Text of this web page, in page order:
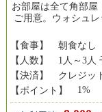
お部屋は全て角部屋
ご用意。ウォシュ
【食事】
朝食なし
【人数】
1人～3人
【決済】
クレジッ
【ポイント】
1%